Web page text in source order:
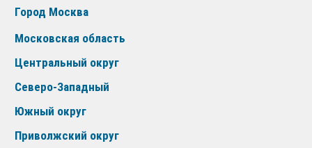
Город Москва
Московская область
Центральный округ
Северо-Западный
Южный округ
Приволжский округ